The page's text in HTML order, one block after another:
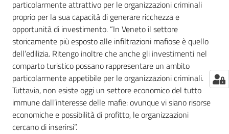
particolarmente attrattivo per le organizzazioni criminali
proprio per la sua capacità di generare ricchezza e
opportunità di investimento. “In Veneto il settore
storicamente più esposto alle infiltrazioni mafiose è quello
dell’edilizia. Ritengo inoltre che anche gli investimenti nel
comparto turistico possano rappresentare un ambito
particolarmente appetibile per le organizzazioni criminali.
Tuttavia, non esiste oggi un settore economico del tutto
immune dall’interesse delle mafie: ovunque vi siano risorse
economiche e possibilità di profitto, le organizzazioni
cercano di inserirsi”.